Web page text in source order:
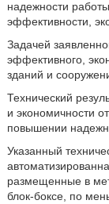
надежности
эффективности,
Задачей
эффективного,
зданий и
Технический
и экономичности
повышении
Указанный
размещенные в
блок-боксе, по